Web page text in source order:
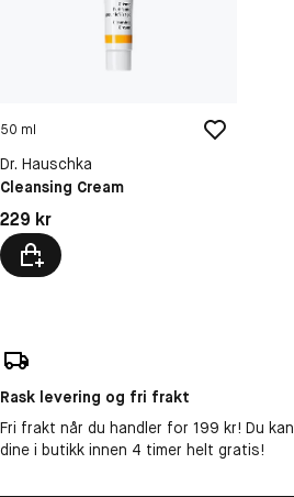
50 ml
Dr. Hauschka
Cleansing Cream
Pris: 229 kr
229 kr
Rask levering og fri frakt
Fri frakt når du handler for 199 kr! Du
dine i butikk innen 4 timer helt gratis!